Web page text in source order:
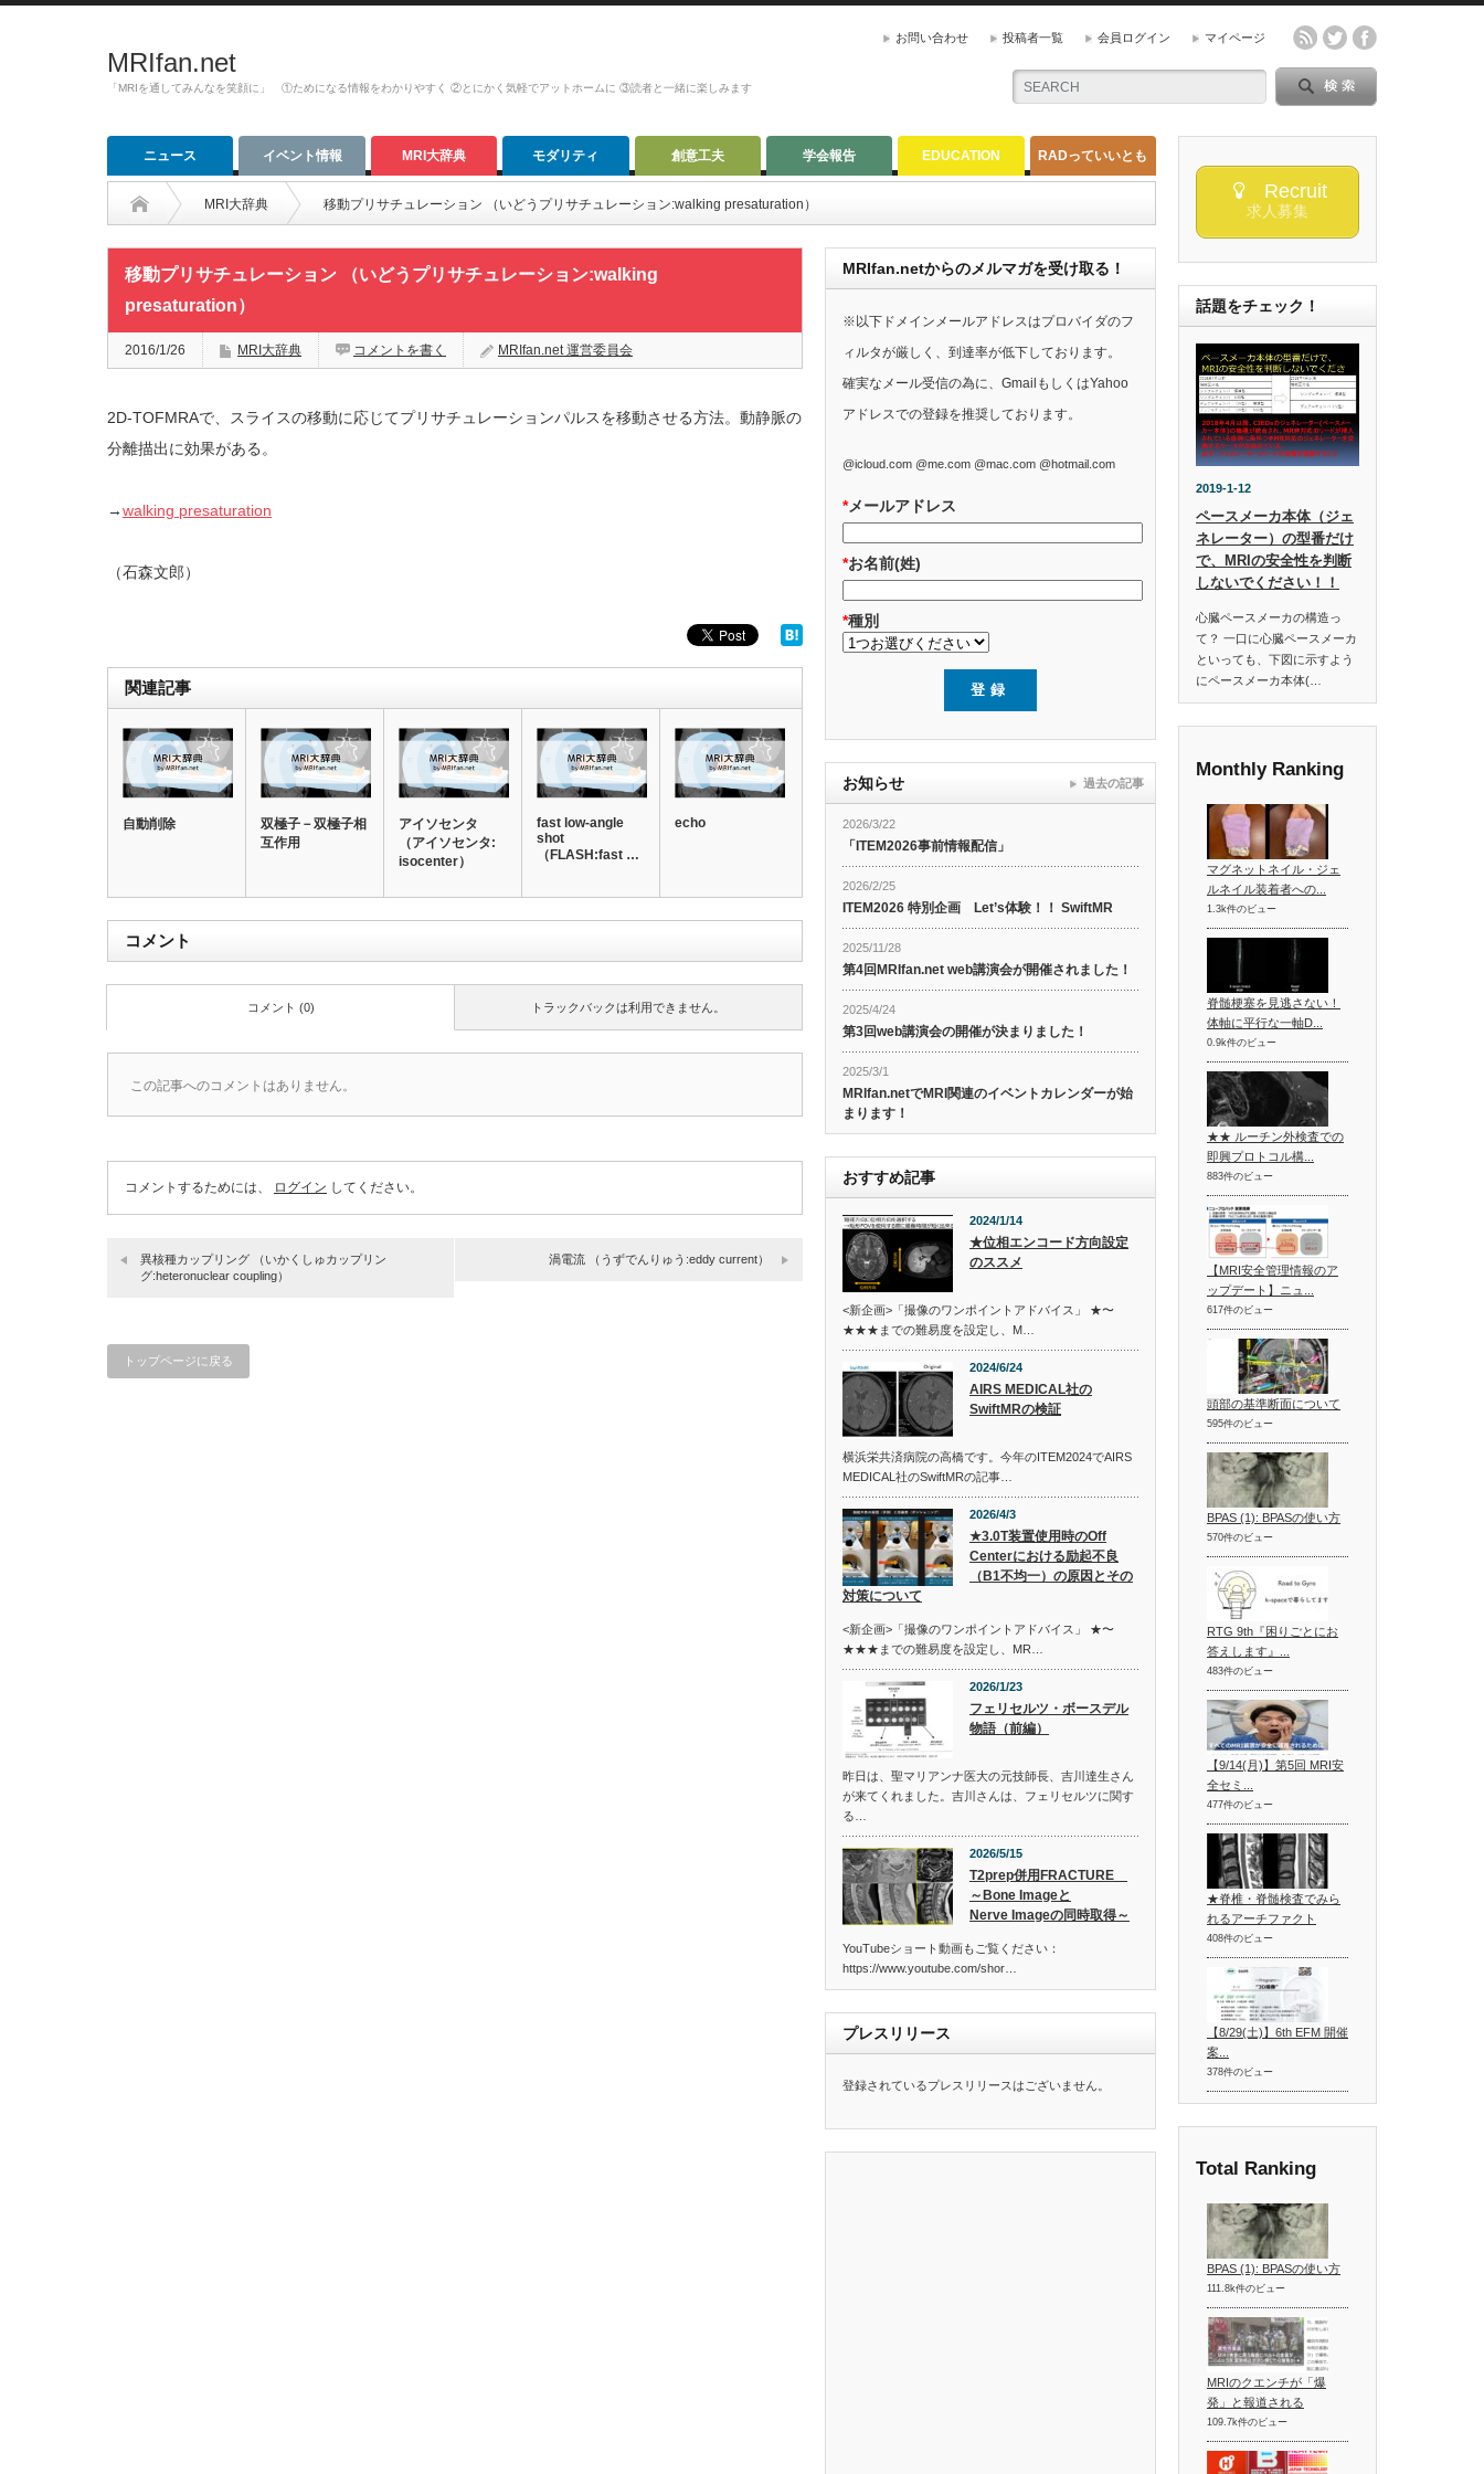
MRIfan.net
「MRIを通してみんなを笑顔に」 ①ためになる情報をわかりやすく ②とにかく気軽でアットホームに ③読者と一緒に楽しみます
お問い合わせ 投稿者一覧 会員ログイン マイページ
ニュース イベント情報 MRI大辞典 モダリティ 創意工夫 学会報告 EDUCATION RADっていいとも
MRI大辞典 移動プリサチュレーション （いどうプリサチュレーション:walking presaturation）
移動プリサチュレーション （いどうプリサチュレーション:walking
presaturation）
2016/1/26 MRI大辞典 コメントを書く MRIfan.net 運営委員会
2D-TOFMRAで、スライスの移動に応じてプリサチュレーションパルスを移動させる方法。動静脈の
分離描出に効果がある。
→walking presaturation
（石森文郎）
関連記事
自動削除
双極子－双極子相
互作用
アイソセンタ
（アイソセンタ:
isocenter）
fast low-angle
shot
（FLASH:fast …
echo
コメント
トラックバックは利用できません。
コメント (0)
この記事へのコメントはありません。
コメントするためには、 ログイン してください。
異核種カップリング （いかくしゅカップリン
グ:heteronuclear coupling）
渦電流 （うずでんりゅう:eddy current）
トップページに戻る
MRIfan.netからのメルマガを受け取る！
※以下ドメインメールアドレスはプロバイダのフ
ィルタが厳しく、到達率が低下しております。
確実なメール受信の為に、GmailもしくはYahoo
アドレスでの登録を推奨しております。
@icloud.com @me.com @mac.com @hotmail.com
*メールアドレス
*お名前(姓)
*種別
お知らせ
2026/3/22
「ITEM2026事前情報配信」
2026/2/25
ITEM2026 特別企画 Let’s体験！！ SwiftMR
2025/11/28
第4回MRIfan.net web講演会が開催されました！
2025/4/24
第3回web講演会の開催が決まりました！
2025/3/1
MRIfan.netでMRI関連のイベントカレンダーが始
まります！
過去の記事
おすすめ記事
2024/1/14
★位相エンコード方向設定
のススメ
<新企画>「撮像のワンポイントアドバイス」 ★〜
★★★までの難易度を設定し、M…
2024/6/24
AIRS MEDICAL社の
SwiftMRの検証
横浜栄共済病院の高橋です。今年のITEM2024でAIRS
MEDICAL社のSwiftMRの記事…
2026/4/3
★3.0T装置使用時のOff
Centerにおける励起不良
（B1不均一）の原因とその
対策について
<新企画>「撮像のワンポイントアドバイス」 ★〜
★★★までの難易度を設定し、MR…
2026/1/23
フェリセルツ・ボースデル
物語（前編）
昨日は、聖マリアンナ医大の元技師長、吉川達生さん
が来てくれました。吉川さんは、フェリセルツに関す
る…
2026/5/15
T2prep併用FRACTURE
～Bone Imageと
Nerve Imageの同時取得～
YouTubeショート動画もご覧ください：
https://www.youtube.com/shor…
プレスリリース
登録されているプレスリリースはございません。
Recruit
求人募集
話題をチェック！
2019-1-12
ペースメーカ本体（ジェ
ネレーター）の型番だけ
で、MRIの安全性を判断
しないでください！！
心臓ペースメーカの構造っ
て？ 一口に心臓ペースメーカ
といっても、下図に示すよう
にペースメーカ本体(…
Monthly Ranking
マグネットネイル・ジェ
ルネイル装着者への...
1.3k件のビュー
脊髄梗塞を見逃さない！
体軸に平行な一軸D...
0.9k件のビュー
★★ ルーチン外検査での
即興プロトコル構...
883件のビュー
【MRI安全管理情報のア
ップデート】ニュ...
617件のビュー
頭部の基準断面について
595件のビュー
BPAS (1): BPASの使い方
570件のビュー
RTG 9th『困りごとにお
答えします』...
483件のビュー
【9/14(月)】第5回 MRI安
全セミ...
477件のビュー
★脊椎・脊髄検査でみら
れるアーチファクト
408件のビュー
【8/29(土)】6th EFM 開催
案...
378件のビュー
Total Ranking
BPAS (1): BPASの使い方
111.8k件のビュー
MRIのクエンチが「爆
発」と報道される
109.7k件のビュー